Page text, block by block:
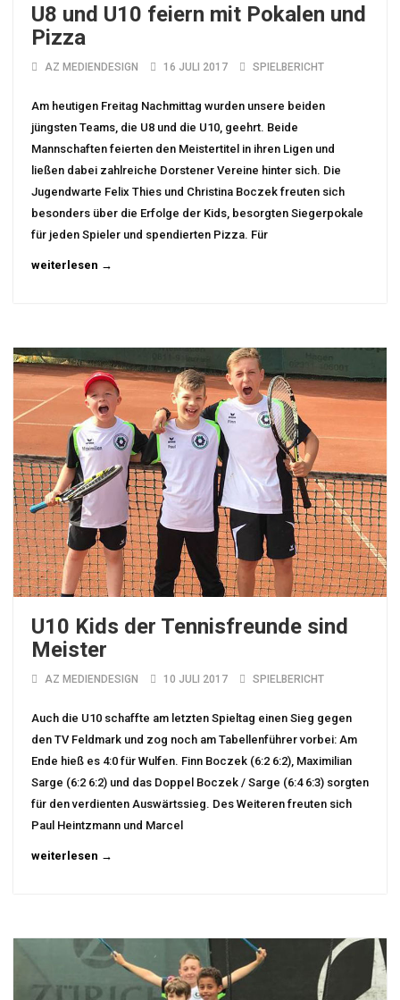
U8 und U10 feiern mit Pokalen und
Pizza
AZ MEDIENDESIGN 16 JULI 2017 SPIELBERICHT
Am heutigen Freitag Nachmittag wurden unsere beiden
jüngsten Teams, die U8 und die U10, geehrt. Beide
Mannschaften feierten den Meistertitel in ihren Ligen und
ließen dabei zahlreiche Dorstener Vereine hinter sich. Die
Jugendwarte Felix Thies und Christina Boczek freuten sich
besonders über die Erfolge der Kids, besorgten Siegerpokale
für jeden Spieler und spendierten Pizza. Für
weiterlesen →
U10 Kids der Tennisfreunde sind
Meister
AZ MEDIENDESIGN 10 JULI 2017 SPIELBERICHT
Auch die U10 schaffte am letzten Spieltag einen Sieg gegen
den TV Feldmark und zog noch am Tabellenführer vorbei: Am
Ende hieß es 4:0 für Wulfen. Finn Boczek (6:2 6:2), Maximilian
Sarge (6:2 6:2) und das Doppel Boczek / Sarge (6:4 6:3) sorgten
für den verdienten Auswärtssieg. Des Weiteren freuten sich
Paul Heintzmann und Marcel
weiterlesen →